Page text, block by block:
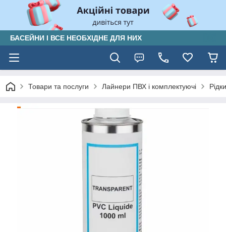
БАСЕЙНИ І ВСЕ НЕОБХІДНЕ ДЛЯ НИХ
Товари та послуги Лайнери ПВХ і комплектуючі